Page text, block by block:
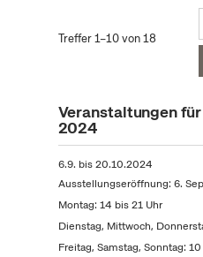
Treffer 1–10 von 18
Veranstaltungen
2024
6.9. bis20.10.2024
Ausstellungseröffnung: 6.
Montag: 14 bis 21 Uhr
Dienstag, Mittwoch,
Freitag, Samstag, Sonntag: